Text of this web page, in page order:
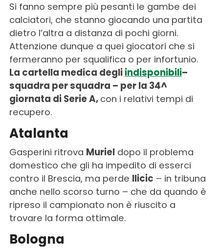
Si fanno sempre più pesanti le gambe dei
calciatori, che stanno giocando una partita
dietro l’altra a distanza di pochi giorni.
Attenzione dunque a quei giocatori che si
fermeranno per squalifica o per infortunio.
La cartella medica degli indisponibili–
squadra per squadra – per la 34^
giornata di Serie A, con i relativi tempi di
recupero.
Atalanta
Gasperini ritrova Murieldopo il problema
domestico che gli ha impedito di esserci
contro il Brescia, ma perde Ilicic – in tribuna
anche nello scorso turno – che da quando è
ripreso il campionato non è riuscito a
trovare la forma ottimale.
Bologna